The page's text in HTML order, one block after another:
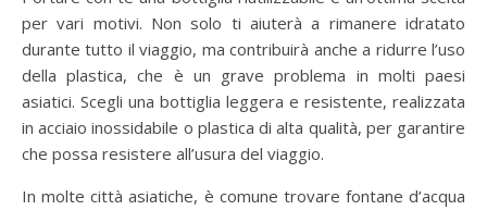
per vari motivi. Non solo ti aiuterà a rimanere idratato
durante tutto il viaggio, ma contribuirà anche a ridurre l’uso
della plastica, che è un grave problema in molti paesi
asiatici. Scegli una bottiglia leggera e resistente, realizzata
in acciaio inossidabile o plastica di alta qualità, per garantire
che possa resistere all’usura del viaggio.
In molte città asiatiche, è comune trovare fontane d’acqua